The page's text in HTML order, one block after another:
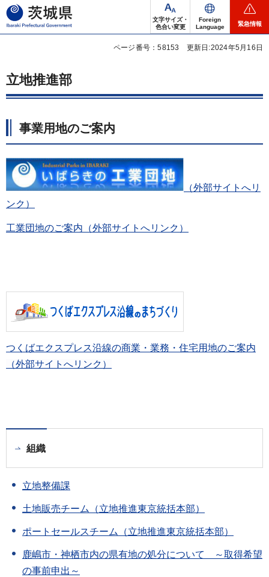
茨城県
文字サイズ・
色合い変更
Foreign
Language
緊急情報
ページ番号：58153 更新日:2024年5月16日
立地推進部
事業用地のご案内
（外部サイトへリ
ンク）
工業団地のご案内（外部サイトへリンク）
つくばエクスプレス沿線の商業・業務・住宅用地のご案内
（外部サイトへリンク）
組織
立地整備課
土地販売チーム（立地推進東京統括本部）
ポートセールスチーム（立地推進東京統括本部）
鹿嶋市・神栖市内の県有地の処分について ～取得希望
の事前申出～